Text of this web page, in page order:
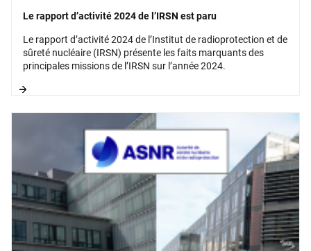
Le rapport d’activité 2024 de l’IRSN est paru
Le rapport d’activité 2024 de l’Institut de radioprotection et de
sûreté nucléaire (IRSN) présente les faits marquants des
principales missions de l’IRSN sur l’année 2024.